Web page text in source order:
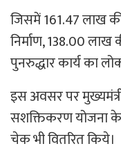
जिसमें 161.47 लाख
निर्माण, 138.00 लाख
पुनरुद्धार कार्य का
इस अवसर पर
सशक्तिकरण योजना
चेक भी वितरित किये।